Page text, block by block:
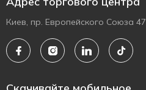
Киев, пр. Европейского Союза 47